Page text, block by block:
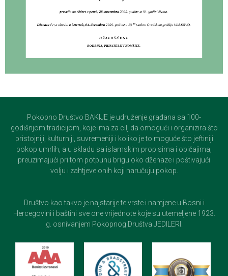
Pokopno Društvo BAKIJE je udruženje građana sa 100-
godišnjom tradicijom, koje ima za cilj da omogući i organizira što
pristojniji, kulturniji, suvremeniji i koliko je to moguće što jeftiniji
pokop umrlih, a u skladu sa islamskim propisima i običajima,
preuzimajući pri tom potpunu brigu oko dženaze i poštivajući
volju i zahtjeve onih koji naručuju pokop.
Društvo kao takvo je najstarije te vrste i namjene u Bosni i
Hercegovini i baštini sve one vrijednote koje su utemeljene 1923.
g. osnivanjem Pokopnog Društva JEDILERI.